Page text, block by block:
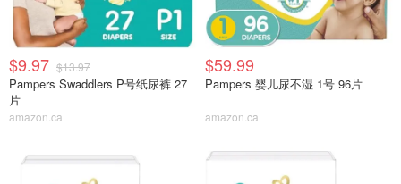
$9.97 $13.97
Pampers Swaddlers P号纸尿裤 27
片
amazon.ca
$59.99
Pampers 婴儿尿不湿 1号 96片
amazon.ca